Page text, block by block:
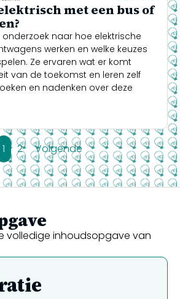
met een bus of
onderzoek naar hoe elektrische
werken en welke keuzes
Ze ervaren wat er komt
van de toekomst en leren zelf
en nadenken over deze
1 2 Volgende
volledige inhoudsopgave van